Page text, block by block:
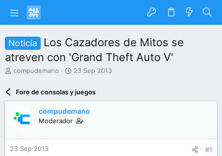
Noticia
Los Cazadores de Mitos se
atreven con 'Grand Theft Auto V'
I
a
r
d
compudemano
F
c
h
d
e
n
23 Sep 2013
Foro de consolas y juegos
compudemano
Moderador
23 Sep 2013 #1